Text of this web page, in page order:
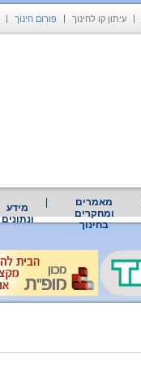
עיתון קו לחינוך פורום חינוך
מאמרים
ומחקרים
בחינוך
מידע
ונתונים